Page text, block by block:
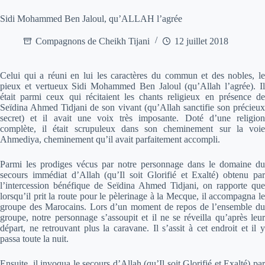
Sidi Mohammed Ben Jaloul, qu’ALLAH l’agrée
Compagnons de Cheikh Tijani 12 juillet 2018
Celui qui a réuni en lui les caractères du commun et des nobles, le
pieux et vertueux Sidi Mohammed Ben Jaloul (qu’Allah l’agrée). Il
était parmi ceux qui récitaient les chants religieux en présence de
Seïdina Ahmed Tidjani de son vivant (qu’Allah sanctifie son précieux
secret) et il avait une voix très imposante. Doté d’une religion
complète, il était scrupuleux dans son cheminement sur la voie
Ahmediya, cheminement qu’il avait parfaitement accompli.
Parmi les prodiges vécus par notre personnage dans le domaine du
secours immédiat d’Allah (qu’Il soit Glorifié et Exalté) obtenu par
l’intercession bénéfique de Seïdina Ahmed Tidjani, on rapporte que
lorsqu’il prit la route pour le pèlerinage à la Mecque, il accompagna le
groupe des Marocains. Lors d’un moment de repos de l’ensemble du
groupe, notre personnage s’assoupit et il ne se réveilla qu’après leur
départ, ne retrouvant plus la caravane. Il s’assit à cet endroit et il y
passa toute la nuit.